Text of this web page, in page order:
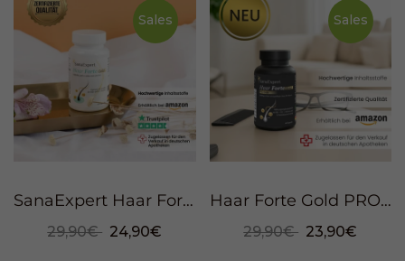
Sales
SanaExpert Haar Forte Gold, 60 Kapseln
29,90€ 24,90€
Sales
Haar Forte Gold PRO MAN, 60 Kapseln
29,90€ 23,90€